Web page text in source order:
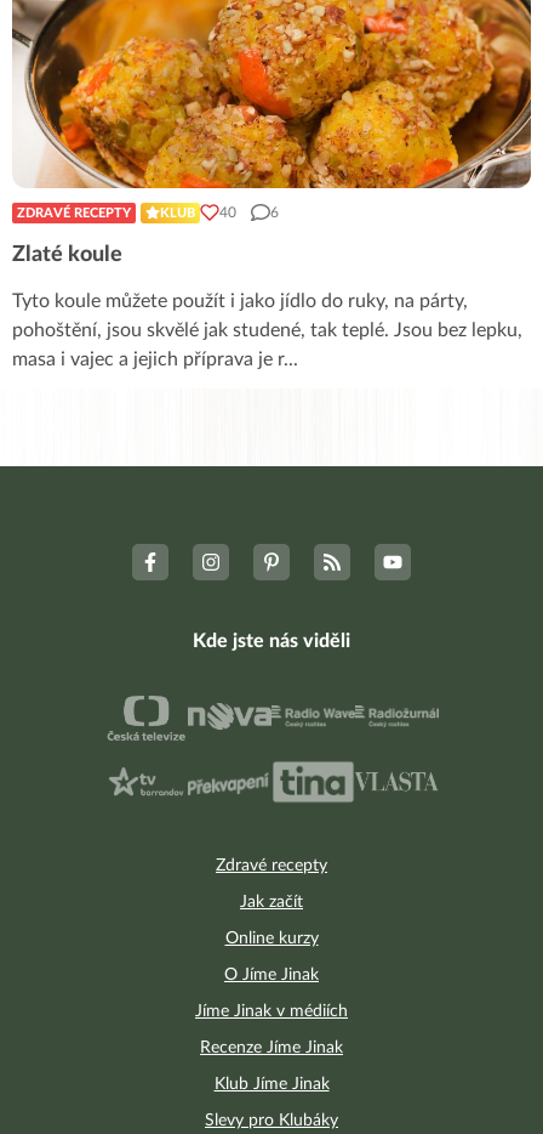
ZDRAVÉ RECEPTY KLUB 40 6
Zlaté koule
Tyto koule můžete použít i jako jídlo do ruky, na párty,
pohoštění, jsou skvělé jak studené, tak teplé. Jsou bez lepku,
masa i vajec a jejich příprava je r...
Zdravé recepty
Jak začít
Online kurzy
O Jíme Jinak
Jíme Jinak v médiích
Recenze Jíme Jinak
Klub Jíme Jinak
Slevy pro Klubáky
Kde jste nás viděli